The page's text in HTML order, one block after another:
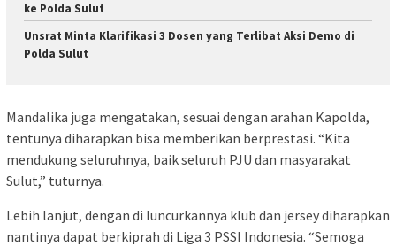
ke Polda Sulut
Unsrat Minta Klarifikasi 3 Dosen yang Terlibat Aksi Demo di
Polda Sulut
Mandalika juga mengatakan, sesuai dengan arahan Kapolda,
tentunya diharapkan bisa memberikan berprestasi. “Kita
mendukung seluruhnya, baik seluruh PJU dan masyarakat
Sulut,” tuturnya.
Lebih lanjut, dengan di luncurkannya klub dan jersey diharapkan
nantinya dapat berkiprah di Liga 3 PSSI Indonesia. “Semoga